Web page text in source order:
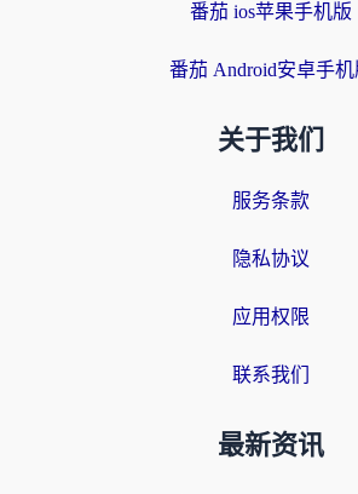
番茄 ios苹果手机版
番茄 Android安卓手机
关于我们
服务条款
隐私协议
应用权限
联系我们
最新资讯